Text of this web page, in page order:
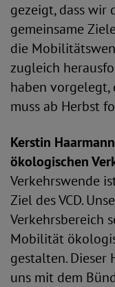
gezeigt, dass wir
gemeinsame
die
zugleich
haben vorgelegt,
muss ab Herbst
Kerstin
ökologischen
Verkehrswende
Ziel des VCD.
Verkehrsbereich
Mobilität
gestalten.
uns mit dem